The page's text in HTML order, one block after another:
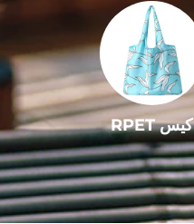
كيس RPET